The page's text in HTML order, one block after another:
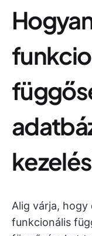
Alig várja, hogy
funkcionális